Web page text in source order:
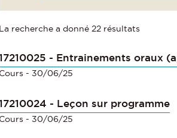
La recherche a donné 22 résultats
- Entrainements oraux
Cours - 30/06/25
- Leçon sur programme
Cours - 30/06/25